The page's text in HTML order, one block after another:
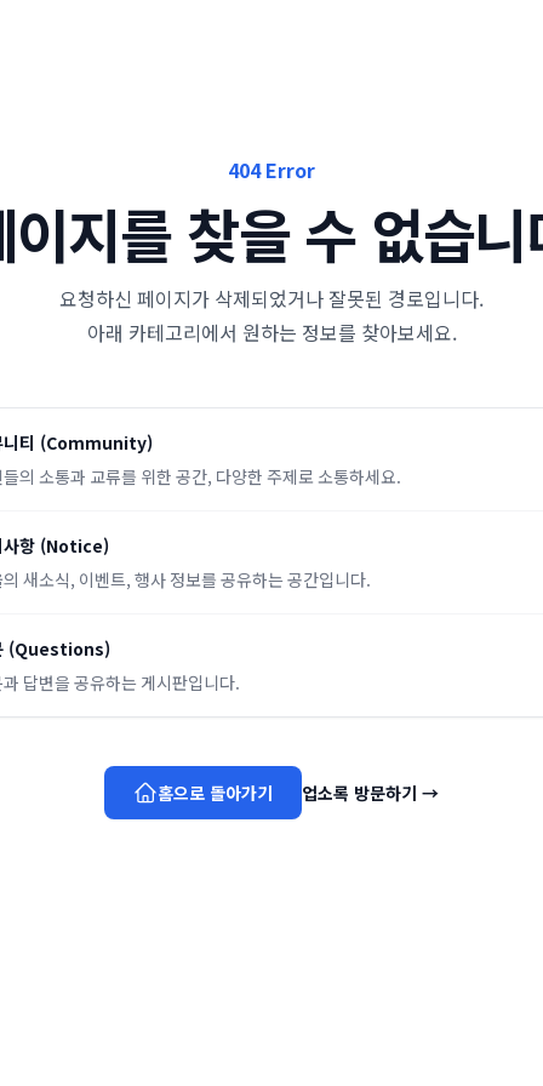
404 Error
이지를 찾을 수 없습
요청하신 페이지가 삭제되었거나 잘못된 경로입니다.
아래 카테고리에서 원하는 정보를 찾아보세요.
티 (Community)
의 소통과 교류를 위한 공간, 다양한 주제로 소통하세요.
항 (Notice)
의 새소식, 이벤트, 행사 정보를 공유하는 공간입니다.
(Questions)
답변을 공유하는 게시판입니다.
홈으로 돌아가기 업소록 방문하기 →